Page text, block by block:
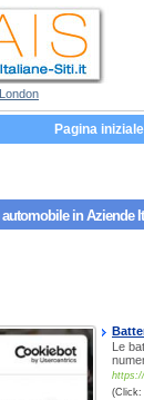
Pagina iniziale
automobilein Aziende
Le
(Click: